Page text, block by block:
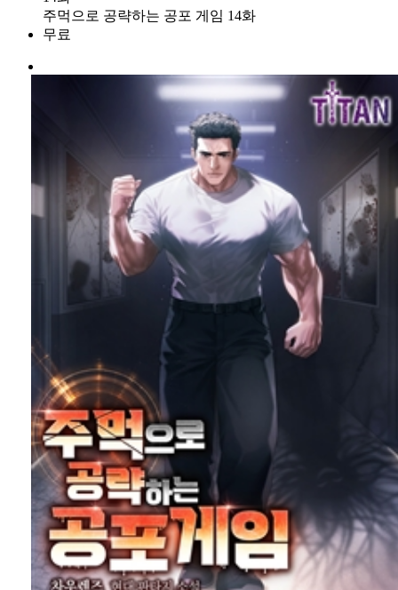
주먹으로 공략하는 공포 게임 14화
무료